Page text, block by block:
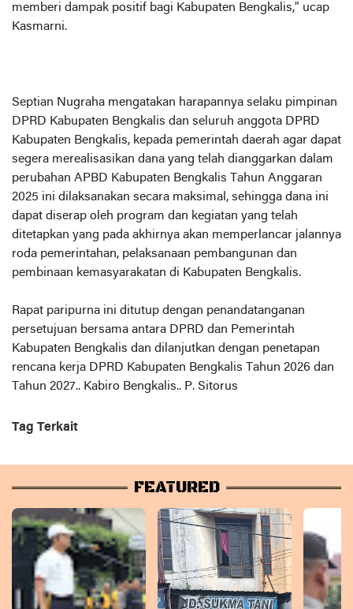
memberi dampak positif bagi Kabupaten Bengkalis," ucap
Kasmarni.
Septian Nugraha mengatakan harapannya selaku pimpinan
DPRD Kabupaten Bengkalis dan seluruh anggota DPRD
Kabupaten Bengkalis, kepada pemerintah daerah agar dapat
segera merealisasikan dana yang telah dianggarkan dalam
perubahan APBD Kabupaten Bengkalis Tahun Anggaran
2025 ini dilaksanakan secara maksimal, sehingga dana ini
dapat diserap oleh program dan kegiatan yang telah
ditetapkan yang pada akhirnya akan memperlancar jalannya
roda pemerintahan, pelaksanaan pembangunan dan
pembinaan kemasyarakatan di Kabupaten Bengkalis.
Rapat paripurna ini ditutup dengan penandatanganan
persetujuan bersama antara DPRD dan Pemerintah
Kabupaten Bengkalis dan dilanjutkan dengan penetapan
rencana kerja DPRD Kabupaten Bengkalis Tahun 2026 dan
Tahun 2027.. Kabiro Bengkalis.. P. Sitorus
Tag Terkait
FEATURED